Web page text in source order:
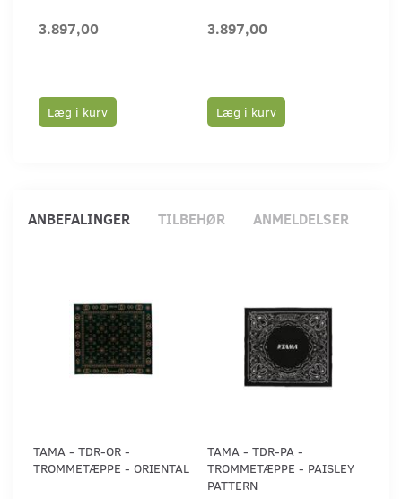
3.897,00
Læg i kurv
3.897,00
Læg i kurv
ANBEFALINGER TILBEHØR ANMELDELSER
TAMA - TDR-OR -
TROMMETÆPPE - ORIENTAL
TAMA - TDR-PA -
TROMMETÆPPE - PAISLEY
PATTERN